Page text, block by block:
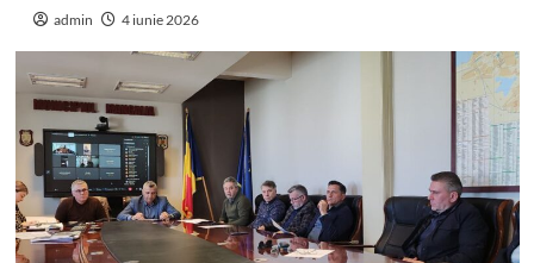
admin 4 iunie 2026